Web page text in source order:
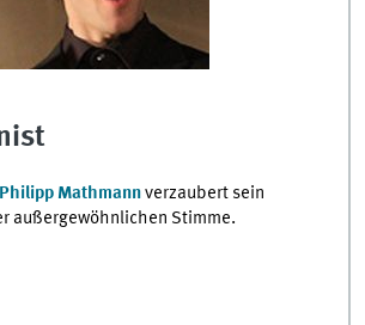
Philipp Mathmannverzaubert sein
außergewöhnlichen Stimme.